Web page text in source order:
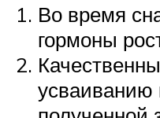
Во время
гормоны